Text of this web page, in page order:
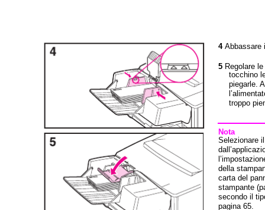
4 Abbassare
5 Regolare
tocchino
piegarle.
troppo
Nota
Selezionare
della
carta del
stampante
secondo il
pagina 65.